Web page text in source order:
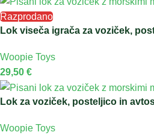
Razprodano
Lok viseča igrača za voziček,
Woopie Toys
29,50 €
Lok za voziček, posteljico in
Woopie Toys